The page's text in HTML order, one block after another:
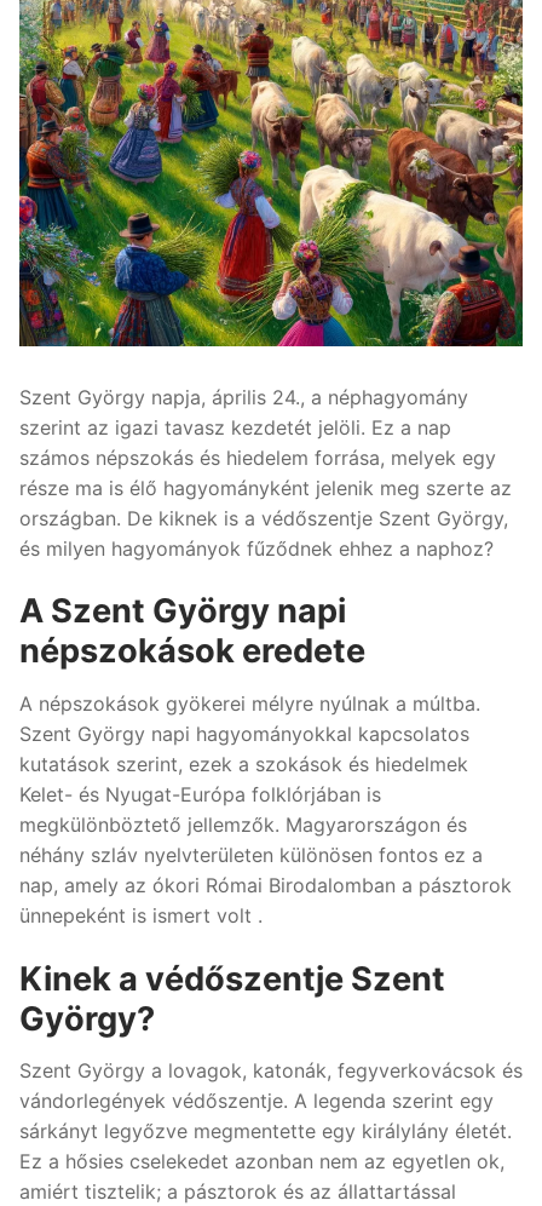
Szent György napja, április 24., a néphagyomány
szerint az igazi tavasz kezdetét jelöli. Ez a nap
számos népszokás és hiedelem forrása, melyek egy
része ma is élő hagyományként jelenik meg szerte az
országban. De kiknek is a védőszentje Szent György,
és milyen hagyományok fűződnek ehhez a naphoz?
A Szent György napi
népszokások eredete
A népszokások gyökerei mélyre nyúlnak a múltba.
Szent György napi hagyományokkal kapcsolatos
kutatások szerint, ezek a szokások és hiedelmek
Kelet- és Nyugat-Európa folklórjában is
megkülönböztető jellemzők. Magyarországon és
néhány szláv nyelvterületen különösen fontos ez a
nap, amely az ókori Római Birodalomban a pásztorok
ünnepeként is ismert volt .
Kinek a védőszentje Szent
György?
Szent György a lovagok, katonák, fegyverkovácsok és
vándorlegények védőszentje. A legenda szerint egy
sárkányt legyőzve megmentette egy királylány életét.
Ez a hősies cselekedet azonban nem az egyetlen ok,
amiért tisztelik; a pásztorok és az állattartással